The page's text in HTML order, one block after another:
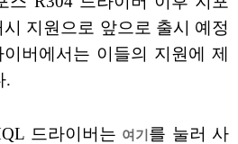
지원으로 앞으로 출시 예정
버에서는 이들의 지원에 제
.
드라이버는 여기 를 눌러 사